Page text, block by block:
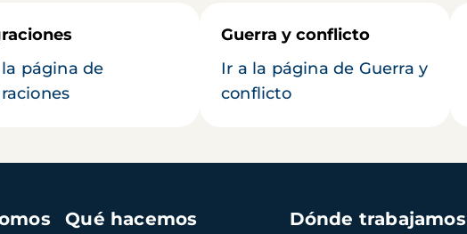
página de
Guerra y conflicto
Ir a la página de Guerra y
conflicto
Qué hacemos Dónde trabajamos